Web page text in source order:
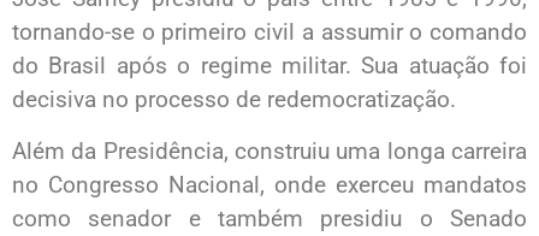
tornando-se o primeiro civil a assumir o comando
do Brasil após o regime militar. Sua atuação foi
decisiva no processo de redemocratização.
Além da Presidência, construiu uma longa carreira
no Congresso Nacional, onde exerceu mandatos
como senador e também presidiu o Senado